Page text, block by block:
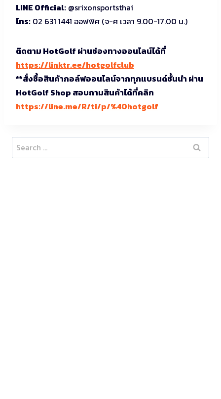
LINE Official: @srixonsportsthai
โทร: 02 631 1441 ออฟฟิศ (จ-ศ เวลา 9.00-17.00 น.)
ติดตาม HotGolf ผ่านช่องทางออนไลน์ได้ที่
https://linktr.ee/hotgolfclub
**สั่งซื้อสินค้ากอล์ฟออนไลน์จากทุกแบรนด์ชั้นนำ ผ่าน
HotGolf Shop สอบถามสินค้าได้ที่คลิก
https://line.me/R/ti/p/%40hotgolf
Search
for: